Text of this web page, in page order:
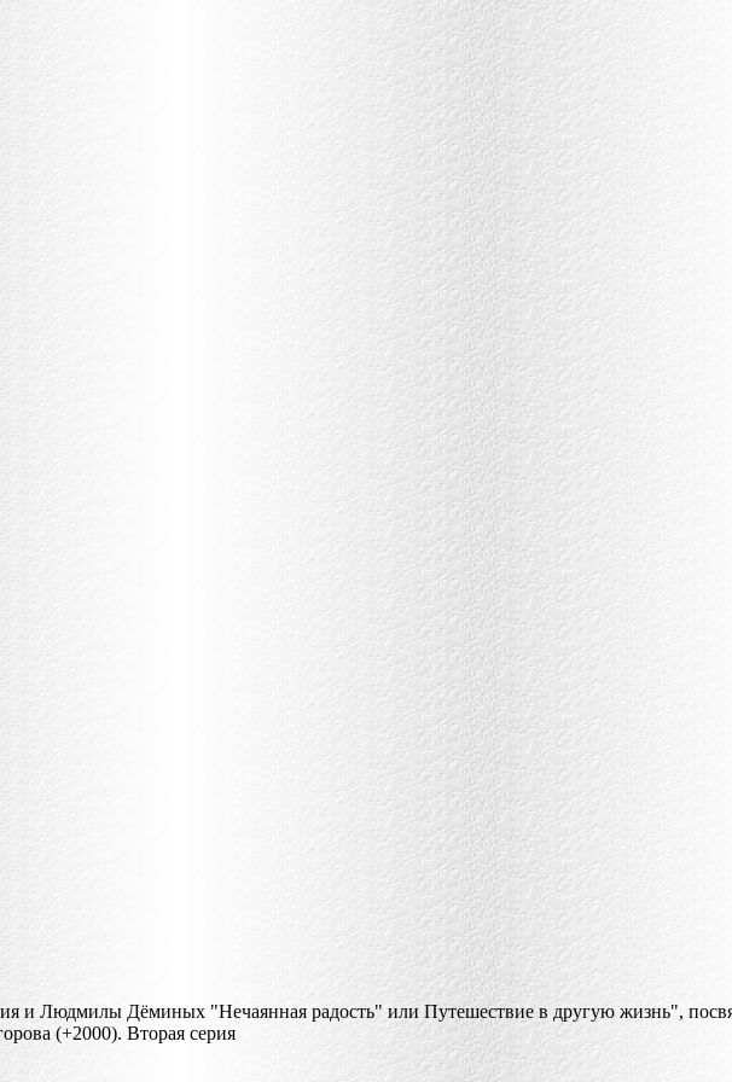
и Людмилы Дёминых "Нечаянная радость" или Путешествие в другую жизнь",
(+2000). Вторая серия